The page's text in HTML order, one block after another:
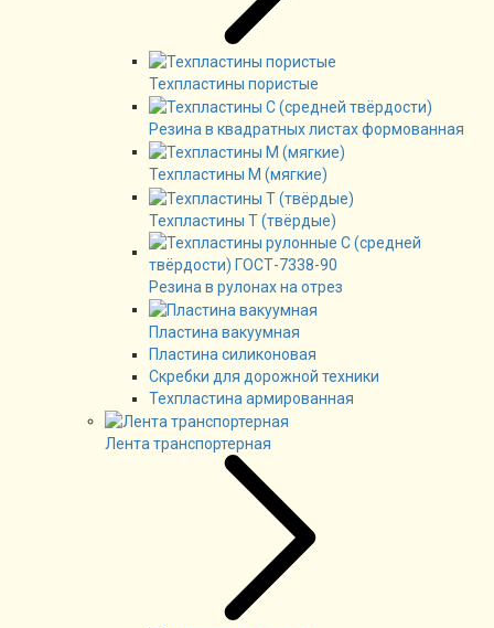
Техпластины пористые
Резина в квадратных листах формованная
Техпластины М (мягкие)
Техпластины Т (твёрдые)
Резина в рулонах на отрез
Пластина вакуумная
Пластина силиконовая
Скребки для дорожной техники
Техпластина армированная
Лента транспортерная